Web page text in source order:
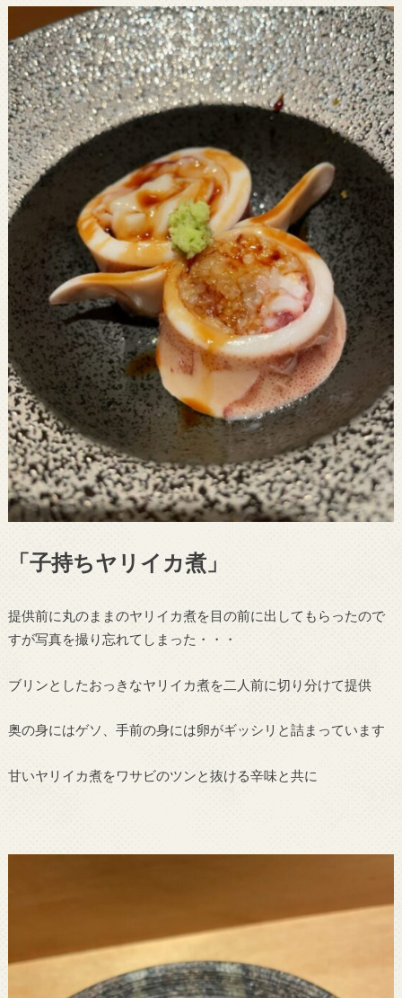
「子持ちヤリイカ煮」
提供前に丸のままのヤリイカ煮を目の前に出してもらったので
すが写真を撮り忘れてしまった・・・
ブリンとしたおっきなヤリイカ煮を二人前に切り分けて提供
奥の身にはゲソ、手前の身には卵がギッシリと詰まっています
甘いヤリイカ煮をワサビのツンと抜ける辛味と共に